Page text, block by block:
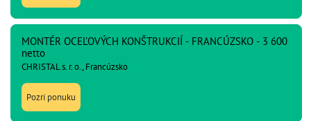
MONTÉR OCEĽOVÝCH KONŠTRUKCIÍ - FRANCÚZSKO - 3 600
netto
CHRISTAL s. r. o., Francúzsko
Pozri ponuku